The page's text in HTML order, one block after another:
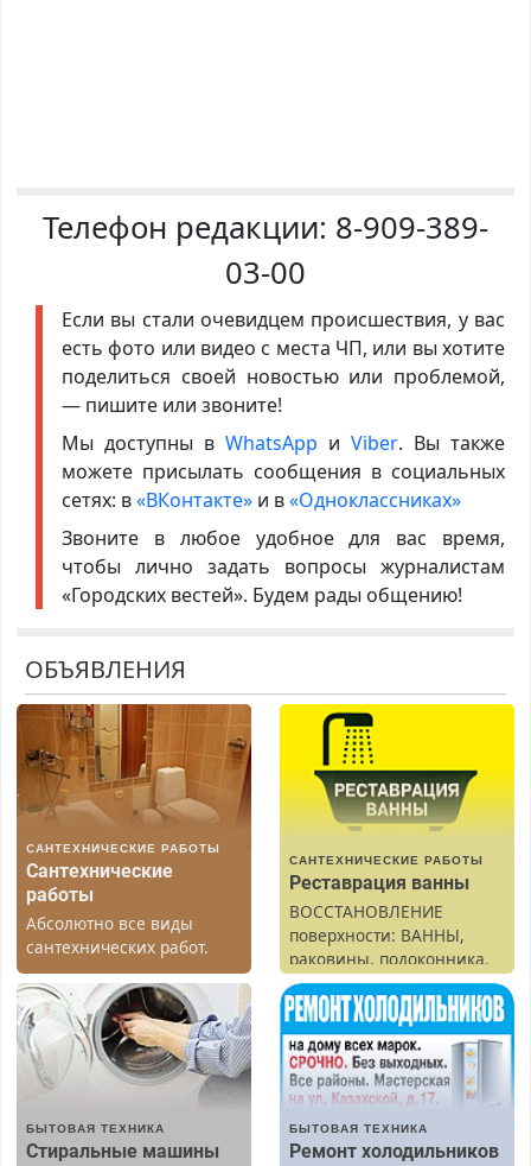
Телефон редакции: 8-909-389-
03-00
Если вы стали очевидцем происшествия, у вас
есть фото или видео с места ЧП, или вы хотите
поделиться своей новостью или проблемой,
— пишите или звоните!
Мы доступны в WhatsApp иViber. Вы также
можете присылать сообщения в социальных
сетях: в«ВКонтакте»и в«Одноклассниках»
Звоните в любое удобное для вас время,
чтобы лично задать вопросы журналистам
«Городских вестей». Будем рады общению!
ОБЪЯВЛЕНИЯ
САНТЕХНИЧЕСКИЕ РАБОТЫ
Сантехнические
работы
Абсолютно все виды
сантехнических работ.
Быстро. Качественно.
Недорого.
САНТЕХНИЧЕСКИЕ РАБОТЫ
Реставрация ванны
ВОССТАНОВЛЕНИЕ
поверхности: ВАННЫ,
раковины, подоконника.
От скола до полной
реставрации. 100%
результат.
БЫТОВАЯ ТЕХНИКА
Стиральные машины
БЫТОВАЯ ТЕХНИКА
Ремонт холодильников